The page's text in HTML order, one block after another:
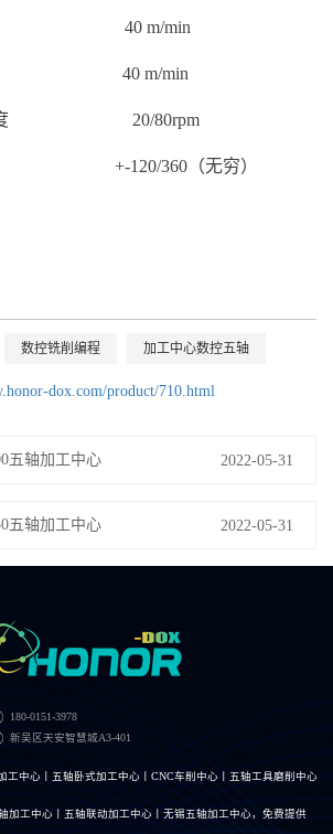
40 m/min
40 m/min
速度 20/80rpm
+-120/360（无穷）
数控铣削编程 加工中心数控五轴
dox.com/product/710.html
五轴加工中心 2022-05-31
五轴加工中心 2022-05-31
180-0151-3978
新吴区天安智慧城A3-401
工中心丨五轴卧式加工中心丨CNC车削中心丨五轴工具磨削中心
加工中心丨五轴联动加工中心丨无锡五轴加工中心，免费提供